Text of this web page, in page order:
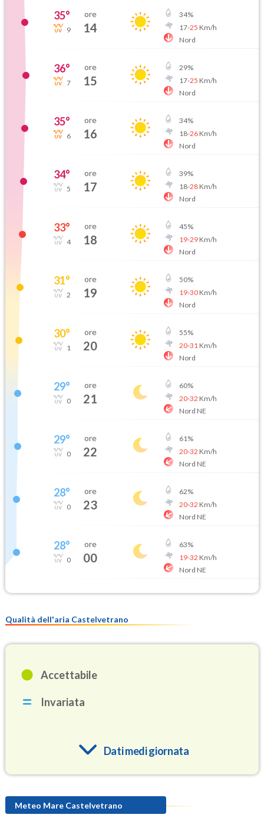
35°
9
ore
14
34%
17-25 Km/h
Nord
36°
7
ore
15
29%
17-25 Km/h
Nord
35°
6
ore
16
34%
18-26Km/h
Nord
34°
5
ore
17
39%
18-28Km/h
Nord
33°
4
ore
18
45%
19-29Km/h
Nord
31°
2
ore
19
50%
19-30Km/h
Nord
30°
1
ore
20
55%
20-31 Km/h
Nord
29°
0
ore
21
60%
20-32 Km/h
Nord NE
29°
0
ore
22
61%
20-32 Km/h
Nord NE
28°
0
ore
23
62%
20-32 Km/h
Nord NE
28°
0
ore
00
63%
19-32 Km/h
Nord NE
Qualità dell'aria Castelvetrano
Accettabile
Invariata
Dati medi giornata
(Ozono) 77.3
Meteo Mare Castelvetrano